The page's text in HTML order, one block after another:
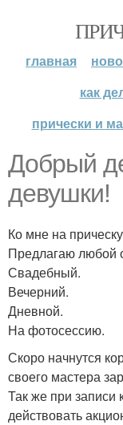
главная
как
прически и
Добрый
девушки!
Ко мне на
Предлагаю любой
Свадебный.
Вечерний.
Дневной.
На фотосессию.
Скоро начнутся
своего мастера
Так же при записи
действовать